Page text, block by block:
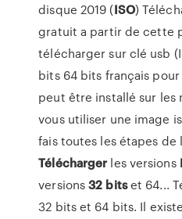
disque 2019 (ISO)
gratuit a partir de cette
télécharger sur clé usb
bits 64 bits français
peut être installé sur les
vous utiliser une image
fais toutes les étapes de
Télécharger les versions
versions32 bitset 64...
32 bits et 64 bits. Il